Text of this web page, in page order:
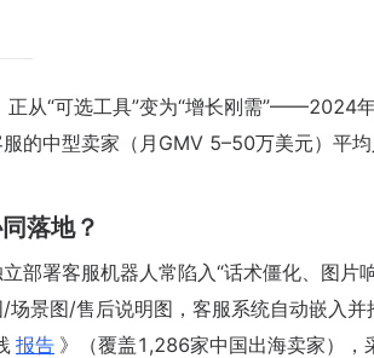
正从“可选工具”变为“增长刚需”——2024
的中型卖家（月GMV 5–50万美元）平
落地？
部署客服机器人常陷入“话术僵化、图片
景图/售后说明图，客服系统自动嵌入并
报告 》（覆盖1,286家中国出海卖家），